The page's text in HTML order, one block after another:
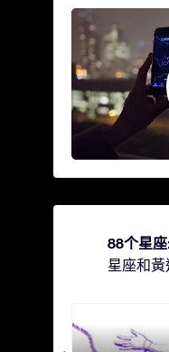
88个星
星座和黃
Andromeda